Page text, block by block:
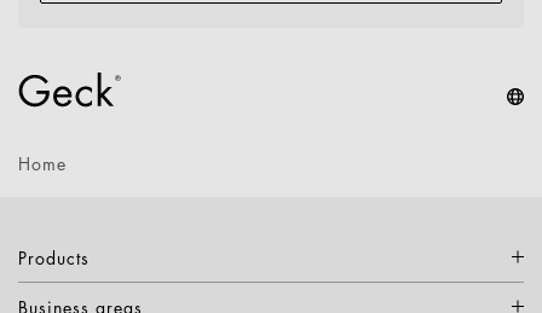
Home
Products
Business areas